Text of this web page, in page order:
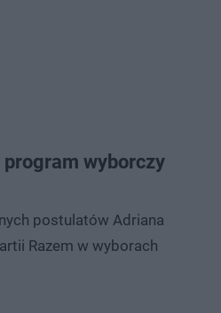
wyborczy
postulatów Adriana
Razem w wyborach